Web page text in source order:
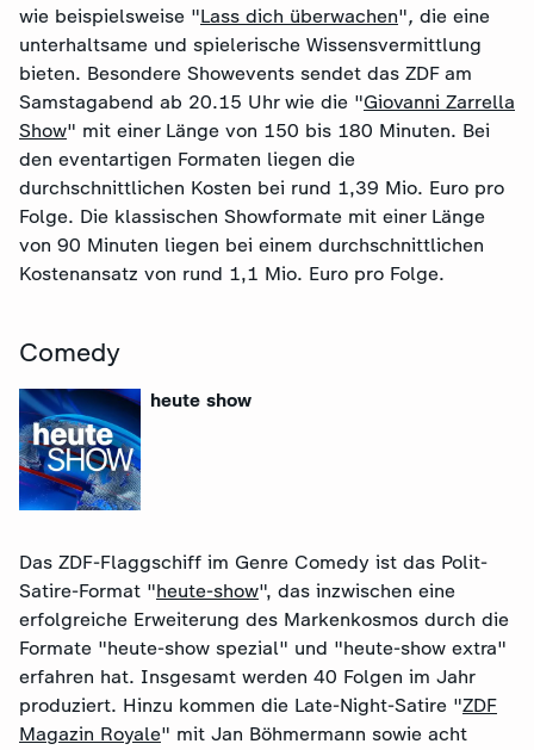
wie beispielsweise "Lass dich überwachen", die eine
unterhaltsame und spielerische Wissensvermittlung
bieten. Besondere Showevents sendet das ZDF am
Samstagabend ab 20.15 Uhr wie die "Giovanni Zarrella
Show" mit einer Länge von 150 bis 180 Minuten. Bei
den eventartigen Formaten liegen die
durchschnittlichen Kosten bei rund 1,39 Mio. Euro pro
Folge. Die klassischen Showformate mit einer Länge
von 90 Minuten liegen bei einem durchschnittlichen
Kostenansatz von rund 1,1 Mio. Euro pro Folge.
Comedy
heute show
Das ZDF-Flaggschiff im Genre Comedy ist das Polit-
Satire-Format "heute-show", das inzwischen eine
erfolgreiche Erweiterung des Markenkosmos durch die
Formate "heute-show spezial" und "heute-show extra"
erfahren hat. Insgesamt werden 40 Folgen im Jahr
produziert. Hinzu kommen die Late-Night-Satire "ZDF
Magazin Royale" mit Jan Böhmermann sowie acht